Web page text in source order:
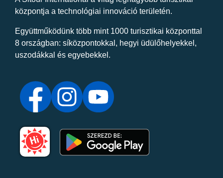
központja a technológiai innováció területén.
Együttműködünk több mint 1000 turisztikai központtal
8 országban: síközpontokkal, hegyi üdülőhelyekkel,
uszodákkal és egyebekkel.